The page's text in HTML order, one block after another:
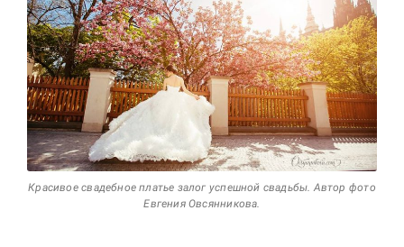
Красивое свадебное платье залог успешной свадьбы. Автор фото
Евгения Овсянникова.